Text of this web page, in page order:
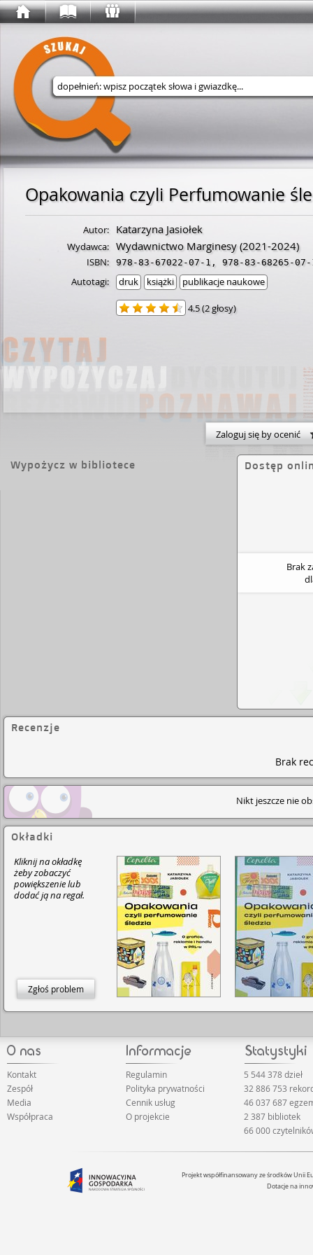
Wyszukaj w serwisie
Opakowania czyli Perfumowanie
Autor: Katarzyna Jasiołek
Wydawca: Wydawnictwo Marginesy (2021-2024)
ISBN: 978-83-67022-07-1 , 978-83-68265-07-
Autotagi: druk książki publikacje naukowe
4.5(2 głosy)
Zaloguj się by ocenić
Wypożycz w bibliotece Dostęp
Brak
Recenzje
Brak
Nikt jeszcze nie
Okładki
Kliknij na okładkę
żeby zobaczyć
powiększenie lub
dodać ją na regał.
Zgłoś problem
Kontakt
Zespół
Media
Współpraca
Regulamin
Polityka prywatności
Cennik usług
O projekcie
5 544 378 dzieł
32 886 753
46 037 687
2 387 bibliotek
66 000
Projekt współfinansowany ze środków Unii
Dotacje na